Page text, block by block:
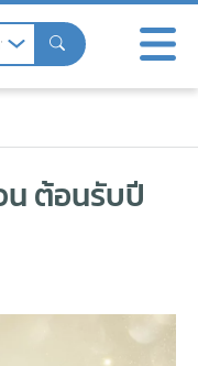
นรับปีใหม่!
น ต้อนรับปี